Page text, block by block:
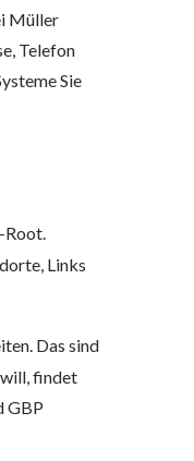
Müller
Telefon
Sie
Links
Das sind
findet
GBP